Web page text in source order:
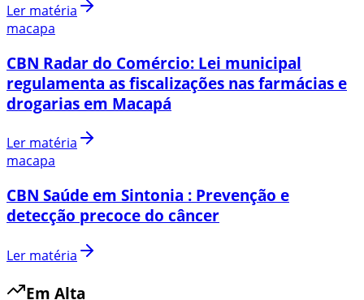
Ler matéria
macapa
CBN Radar do Comércio: Lei municipal
regulamenta as fiscalizações nas farmácias e
drogarias em Macapá
Ler matéria
macapa
CBN Saúde em Sintonia : Prevenção e
detecção precoce do câncer
Ler matéria
Em Alta